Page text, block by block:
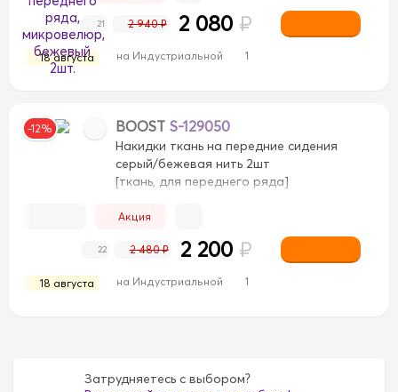
Черный/БелыйЧерный/
18 августа на Индустриальной 1
21 2 940 ₽ 2 080 ₽
-12% BOOST S-129050
Накидки ткань на передние сидения
серый/бежевая нить 2шт
[ткань, для переднего ряда]
Акция
18 августа на Индустриальной 1
22 2 480 ₽ 2 200 ₽
Затрудняетесь с выбором?